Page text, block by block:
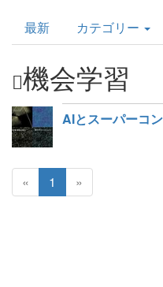
AstroArts
Topics
最新 カテゴリー
機会学習
« 1 »